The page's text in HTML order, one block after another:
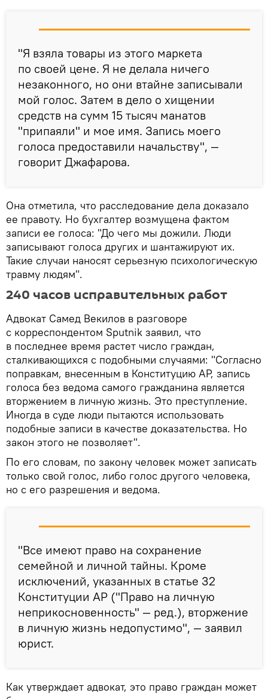
"Я взяла товары из этого маркета
по своей цене. Я не делала ничего
незаконного, но они втайне записывали
мой голос. Затем в дело о хищении
средств на сумм 15 тысяч манатов
"припаяли" и мое имя. Запись моего
голоса предоставили начальству", —
говорит Джафарова.
Она отметила, что расследование дела доказало
ее правоту. Но бухгалтер возмущена фактом
записи ее голоса: "До чего мы дожили. Люди
записывают голоса других и шантажируют их.
Такие случаи наносят серьезную психологическую
травму людям".
240 часов исправительных работ
Адвокат Самед Векилов в разговоре
с корреспондентом Sputnik заявил, что
в последнее время растет число граждан,
сталкивающихся с подобными случаями: "Согласно
поправкам, внесенным в Конституцию АР, запись
голоса без ведома самого гражданина является
вторжением в личную жизнь. Это преступление.
Иногда в суде люди пытаются использовать
подобные записи в качестве доказательства. Но
закон этого не позволяет".
По его словам, по закону человек может записать
только свой голос, либо голос другого человека,
но с его разрешения и ведома.
"Все имеют право на сохранение
семейной и личной тайны. Кроме
исключений, указанных в статье 32
Конституции АР ("Право на личную
неприкосновенность" — ред.), вторжение
в личную жизнь недопустимо", — заявил
юрист.
Как утверждает адвокат, это право граждан может